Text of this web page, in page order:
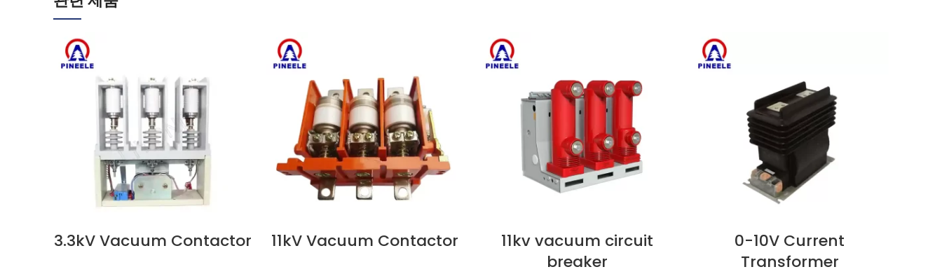
지금 보기
3.3kV Vacuum Contactor 지금 보기
11kV Vacuum Contactor 지금 보기
11kv vacuum circuit
breaker
지금 보기0-10V Current
Transformer